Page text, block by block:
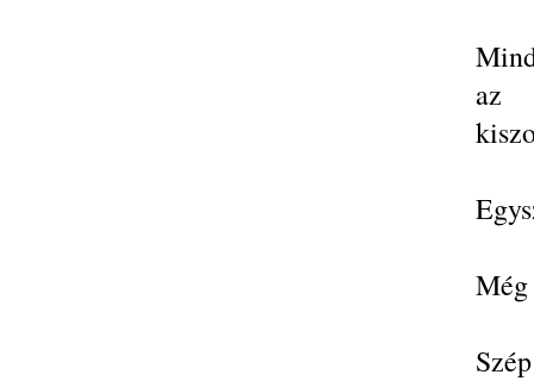
az
Még